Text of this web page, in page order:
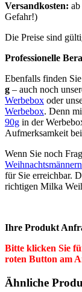
Versandkosten:
Gefahr!)
Die Preise sind
Professionelle
Ebenfalls finden
g – auch noch
Werbebox oder
Werbebox. Denn
90g in der
Aufmerksamkeit
Wenn Sie noch
Weihnachtsmännern
für Sie erreichbar.
richtigen Milka
Ihre Produkt
Bitte klicken Sie
roten Button am
Ähnliche